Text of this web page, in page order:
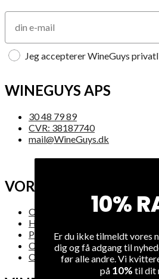
Jeg accepterer WineGuys
WINEGUYS APS
30 48 79 89
CVR: 38187740
mail@WineGuys.dk
VORES FIRMA
Om os
Handelsbetingelser
Privatlivsregler
Om levering
Oversigt over hjemmesiden
10%
Er du ikke tilmeldt vores
dig og få adgang til
før alle andre. Vi
på 10% til dit